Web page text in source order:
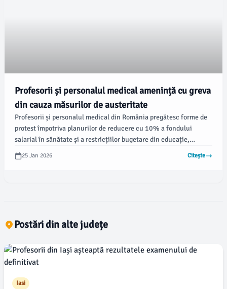
Profesorii și personalul medical amenință cu greva
din cauza măsurilor de austeritate
Profesorii și personalul medical din România pregătesc forme de
protest împotriva planurilor de reducere cu 10% a fondului
salarial în sănătate și a restricțiilor bugetare din educație,
potrivit antena3.ro. Sindicatele centralizează în această perioadă
opiniile din țară și analizează opțiunile de protest, între care
25 Jan 2026 Citește
Postări din alte județe
Iasi